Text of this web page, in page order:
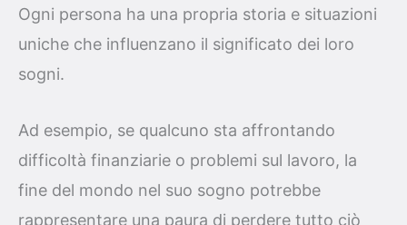
Ogni persona ha una propria storia e situazioni
uniche che influenzano il significato dei loro
sogni.
Ad esempio, se qualcuno sta affrontando
difficoltà finanziarie o problemi sul lavoro, la
fine del mondo nel suo sogno potrebbe
rappresentare una paura di perdere tutto ciò